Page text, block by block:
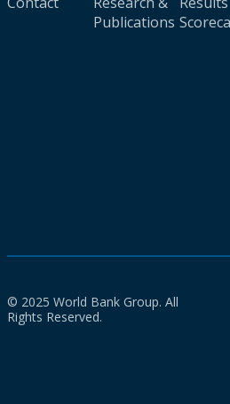
Publications
© 2025 World Bank Group. All
Rights Reserved.